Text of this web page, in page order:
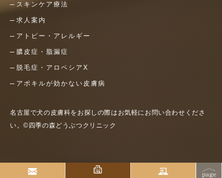
スキンケア療法
求人案内
アトピー・アレルギー
膿皮症・脂漏症
脱毛症・アロペシアX
アポキルが効かない皮膚病
名古屋で犬の皮膚科をお探しの際はお気軽にお問い合わせくださ
い。©四季の森どうぶつクリニック